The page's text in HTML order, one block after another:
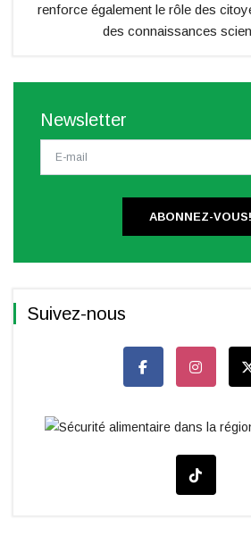
renforce également le rôle des
des connaissances
Newsletter
ABONNEZ-VOUS!
Suivez-nous